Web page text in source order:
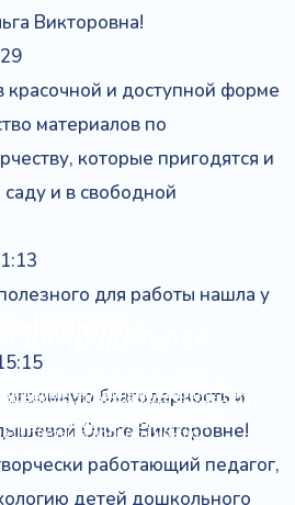
красоту​
в окружающем мире и
других людей, должно
для родителей
переполняют эмоции? Как
Ответы на вопросы можно
технологий в дошкольном
ребенка из пассивного слушателя и
деятельного субъекта.
детям
по английскому языку нельзя
тот просто не пробовал это делать.
красоту на английском!
Викторовна!
красочной и доступной форме
материалов по
которые пригодятся и
и в свободной
для работы нашла у
благодарность и
Ольге Викторовне!
работающий педагог,
детей дошкольного